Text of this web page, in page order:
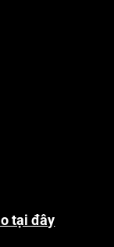
tại đây